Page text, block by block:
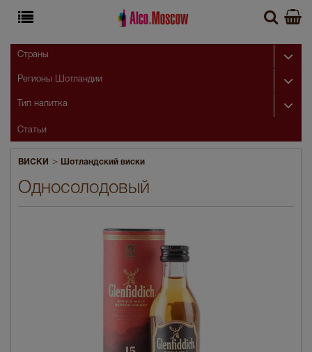
ВИСКИ > Шотландский виски
Односолодовый
Страны
Регионы Шотландии
Тип напитка
Статьи